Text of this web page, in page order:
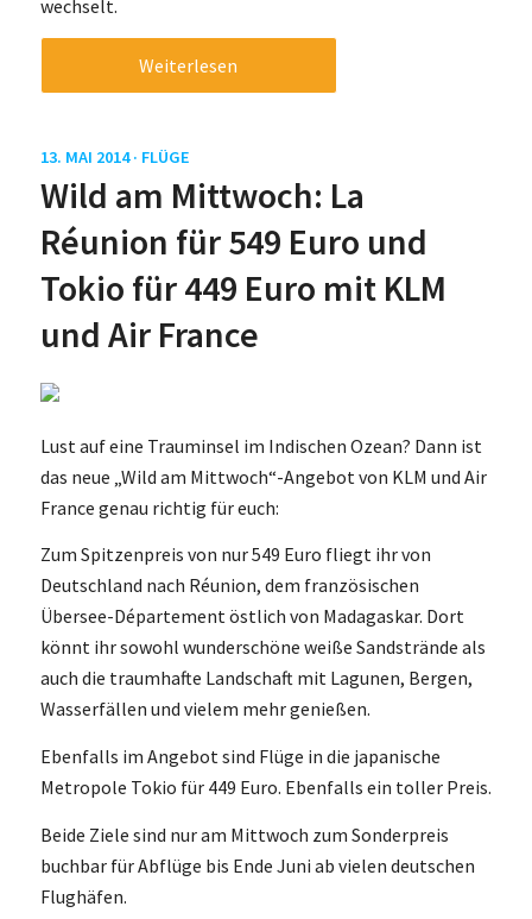
wechselt.
Weiterlesen
13. MAI 2014 · FLÜGE
Wild am Mittwoch: La
Réunion für 549 Euro und
Tokio für 449 Euro mit KLM
und Air France
Lust auf eine Trauminsel im Indischen Ozean? Dann ist
das neue „Wild am Mittwoch“-Angebot von KLM und Air
France genau richtig für euch:
Zum Spitzenpreis von nur 549 Euro fliegt ihr von
Deutschland nach Réunion, dem französischen
Übersee-Département östlich von Madagaskar. Dort
könnt ihr sowohl wunderschöne weiße Sandstrände als
auch die traumhafte Landschaft mit Lagunen, Bergen,
Wasserfällen und vielem mehr genießen.
Ebenfalls im Angebot sind Flüge in die japanische
Metropole Tokio für 449 Euro. Ebenfalls ein toller Preis.
Beide Ziele sind nur am Mittwoch zum Sonderpreis
buchbar für Abflüge bis Ende Juni ab vielen deutschen
Flughäfen.